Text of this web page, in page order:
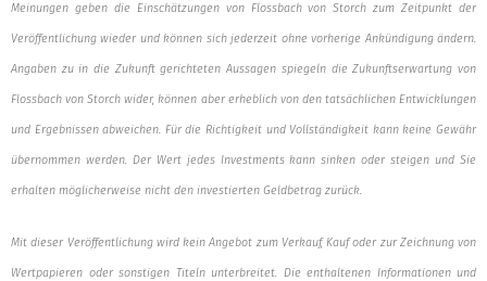
Meinungen geben die Einschätzungen von Flossbach von Storch zum Zeitpunkt der
Veröffentlichung wieder und können sich jederzeit ohne vorherige Ankündigung ändern.
Angaben zu in die Zukunft gerichteten Aussagen spiegeln die Zukunftserwartung von
Flossbach von Storch wider, können aber erheblich von den tatsächlichen Entwicklungen
und Ergebnissen abweichen. Für die Richtigkeit und Vollständigkeit kann keine Gewähr
übernommen werden. Der Wert jedes Investments kann sinken oder steigen und Sie
erhalten möglicherweise nicht den investierten Geldbetrag zurück.
Mit dieser Veröffentlichung wird kein Angebot zum Verkauf, Kauf oder zur Zeichnung von
Wertpapieren oder sonstigen Titeln unterbreitet. Die enthaltenen Informationen und